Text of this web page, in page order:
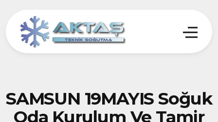
SAMSUN 19MAYIS Soğuk
Oda Kurulum Ve Tamir